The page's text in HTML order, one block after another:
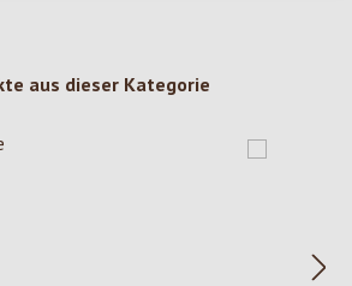
aus dieser Kategorie